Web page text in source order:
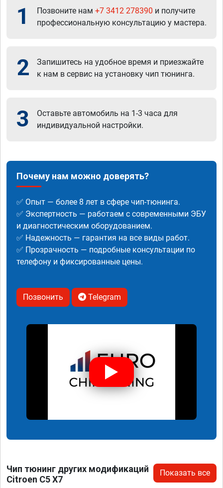
1 Позвоните нам +7 3412 278390 и получите
профессиональную консультацию у мастера.
2
Запишитесь на удобное время и приезжайте
к нам в сервис на установку чип тюнинга.
3
Оставьте автомобиль на 1-3 часа для
индивидуальной настройки.
Почему нам можно доверять?
✅ Опыт — более 8 лет в сфере чип-тюнинга.
✅ Экспертность — работаем с современными ЭБУ
и диагностическим оборудованием.
✅ Надежность — гарантия на все виды работ.
✅ Прозрачность — подробные консультации по
телефону и фиксированные цены.
Позвонить Telegram
Чип тюнинг других модификаций
Citroen C5 X7
Показать все